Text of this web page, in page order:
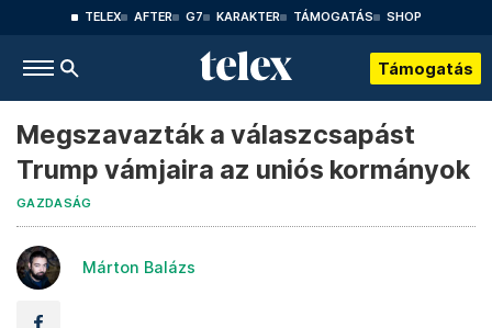
TELEX AFTER G7 KARAKTER TÁMOGATÁS SHOP
Támogatás
Megszavazták a válaszcsapást
Trump vámjaira az uniós kormányok
GAZDASÁG
Márton Balázs